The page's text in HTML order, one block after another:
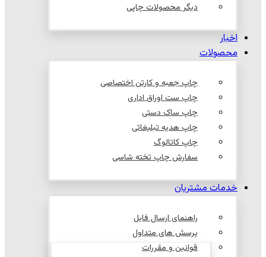
دیگر محصولات چاپی
اخبار
محصولات
چاپ جعبه و کارتن اختصاصی
چاپ ست اوراق اداری
چاپ ساک دستی
چاپ هدیه تبلیغاتی
چاپ کاتالوگ
سفارش چاپ تخته شاسی
خدمات مشتریان
راهنمای ارسال فایل
پرسش های متداول
قوانین و مقررات